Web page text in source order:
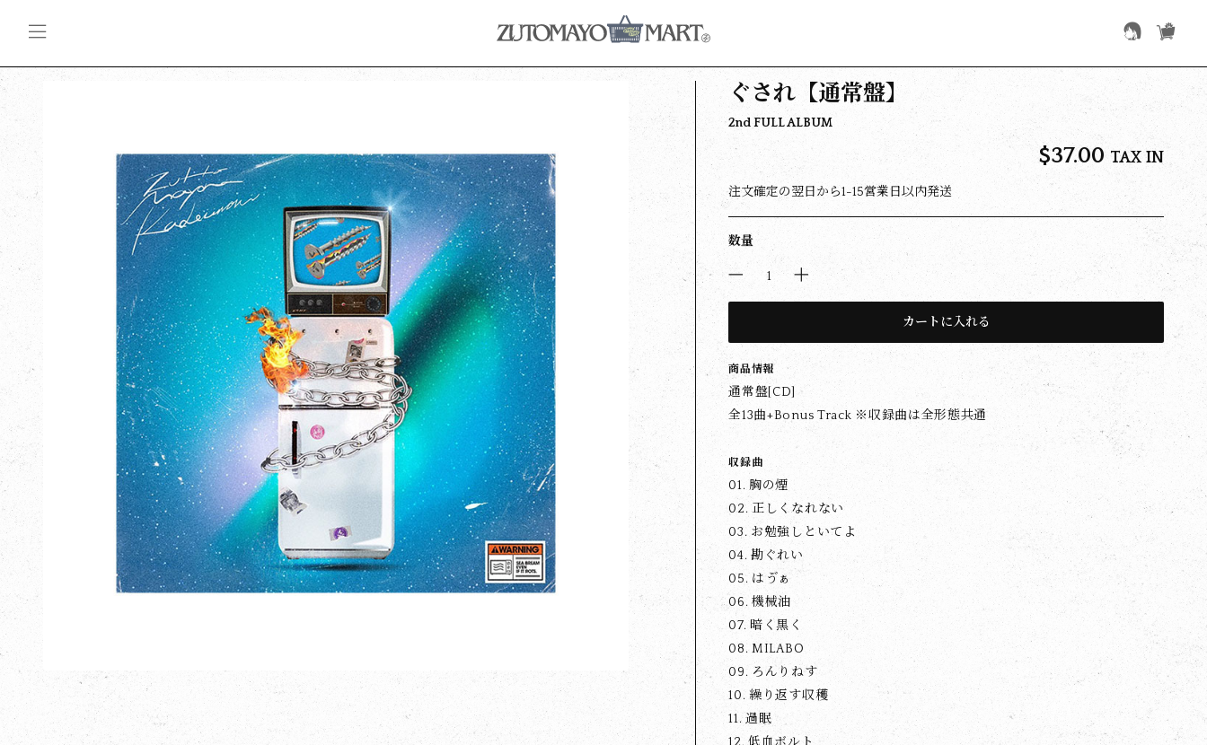
ぐされ【通常盤】
2nd FULL ALBUM
$‌37.00 TAX IN
注文確定の翌日から1-15営業日以内発送
数量
カートに入れる
商品情報
通常盤[CD]
全13曲+Bonus Track ※収録曲は全形態共通
収録曲
01. 胸の煙
02. 正しくなれない
03. お勉強しといてよ
04. 勘ぐれい
05. はゔぁ
06. 機械油
07. 暗く黒く
08. MILABO
09. ろんりねす
10. 繰り返す収穫
11. 過眠